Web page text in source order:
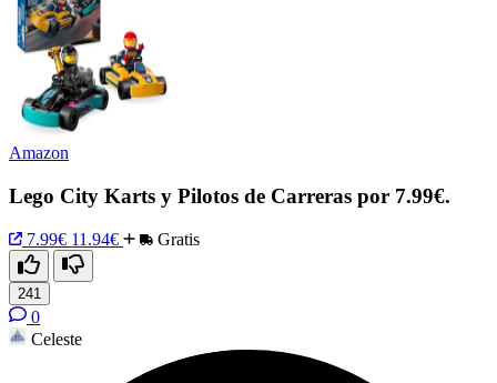
Amazon
Lego City Karts y Pilotos de Carreras por 7.99€.
7.99€ 11.94€ Gratis
241
0
Celeste